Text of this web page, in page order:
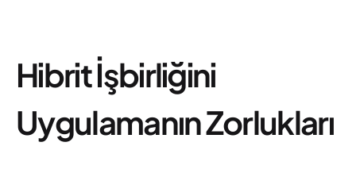
Hibrit İşbirliğini
Uygulamanın Zorlukları